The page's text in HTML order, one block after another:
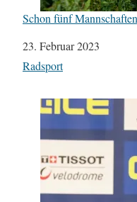
Schon fünf
Datum
23. Februar 2023
In Bezug auf
Radsport